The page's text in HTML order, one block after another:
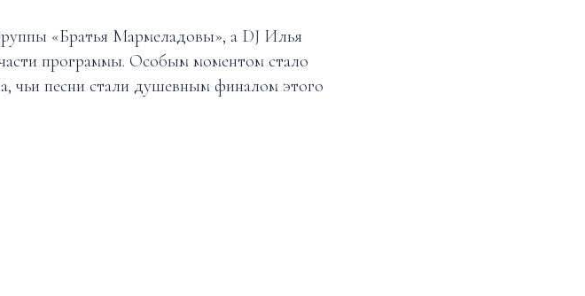
«Братья Мармеладовы», а DJ Илья
программы. Особым моментом стало
чьи песни стали душевным финалом этого